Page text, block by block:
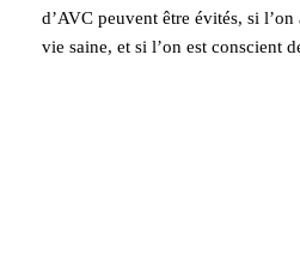
d’AVC peuvent être évités, si
vie saine, et si l’on est conscient